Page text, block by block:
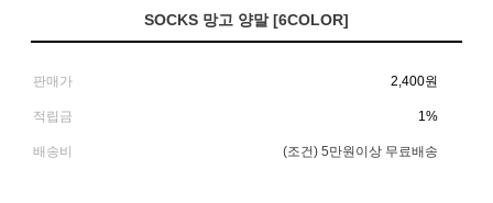
SOCKS 망고 양말 [6COLOR]
판매가 2,400원
적립금 1%
배송비 (조건) 5만원이상 무료배송